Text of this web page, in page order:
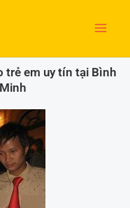
trẻ em uy tín tại Bình